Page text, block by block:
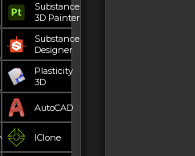
Substance
3D Painter
Substance
Designer
Plasticity
3D
AutoCAD
IClone